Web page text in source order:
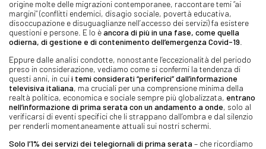
origine molte delle migrazioni contemporanee, raccontare temi “ai
margini” (conflitti endemici, disagio sociale, povertà educativa,
disoccupazione e disuguaglianze nell’accesso dei servizi) fa esistere
questioni e persone. E lo èancora di più in una fase, come quella
odierna, di gestione e di contenimento dell’emergenza Covid-19
Eppure dalle analisi condotte, nonostante l’eccezionalità del periodo
preso in considerazione, vediamo come si confermi la tendenza di
questi anni, in cuii temi considerati “periferici” dall’informazione
televisiva italiana, ma cruciali per una comprensione minima della
realtà politica, economica e sociale sempre più globalizzata, entrano
nell’informazione di prima serata con un andamento a onde, solo al
verificarsi di eventi specifici che li strappano dall’ombra e dal silenzio
per renderli momentaneamente attuali sui nostri schermi.
Solo l’1% dei servizi dei telegiornali di prima serata – che ricordiamo